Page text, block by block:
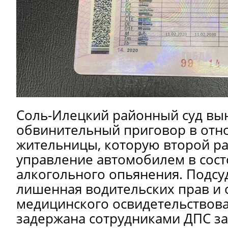
Соль-Илецкий районный суд
обвинительный приговор в
жительницы, которую второй
управление автомобилем в
алкогольного опьянения.
лишенная водительских прав и
медицинского
задержана сотрудниками ДПС